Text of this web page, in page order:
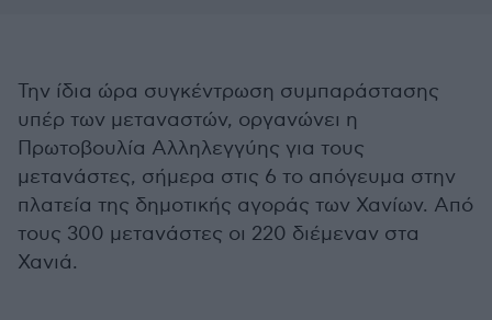
Την ίδια ώρα συγκέντρωση συμπαράστασης
υπέρ των μεταναστών, οργανώνει η
Πρωτοβουλία Αλληλεγγύης για τους
μετανάστες, σήμερα στις 6 το απόγευμα στην
πλατεία της δημοτικής αγοράς των Χανίων. Από
τους 300 μετανάστες οι 220 διέμεναν στα
Χανιά.